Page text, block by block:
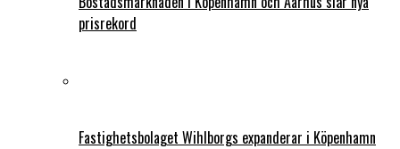
prisrekord
Fastighetsbolaget Wihlborgs expanderar i Köpenhamn